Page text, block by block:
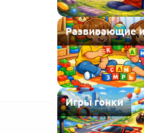
Развивающие
Игры гонки